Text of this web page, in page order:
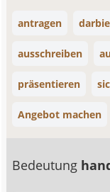
antragen
ausschreiben
präsentieren
Angebot machen
Bedeutung